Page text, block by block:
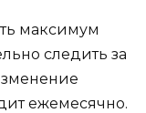
максимум
следить за
ежемесячно.